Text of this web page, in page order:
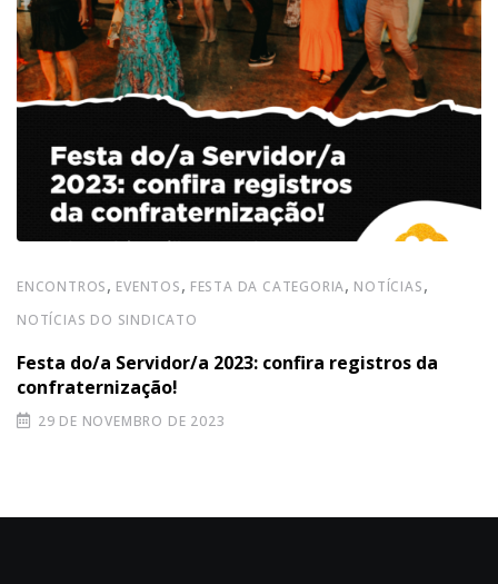
ENCONTROS, EVENTOS, FESTA DA CATEGORIA, NOTÍCIAS,
NOTÍCIAS DO SINDICATO
Festa do/a Servidor/a 2023: confira registros da
confraternização!
29 DE NOVEMBRO DE 2023